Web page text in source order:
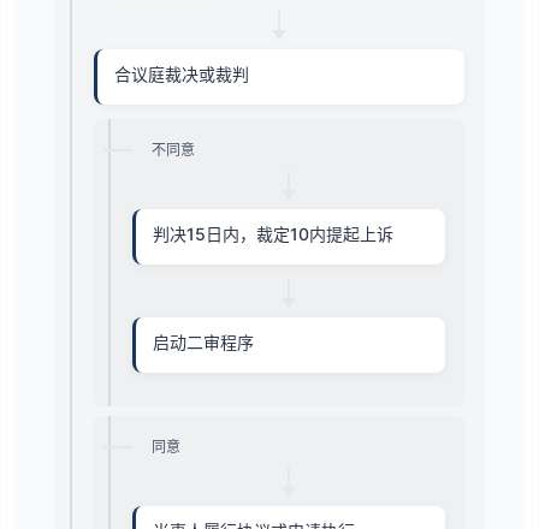
合议庭裁决或裁判
不同意
判决15日内，裁定10内提起上诉
启动二审程序
同意